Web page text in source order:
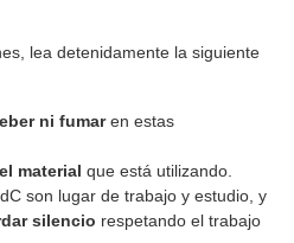
lea detenidamente la siguiente
ni fumaren estas
material que está utilizando.
son lugar de trabajo y estudio, y
silencio respetando el trabajo